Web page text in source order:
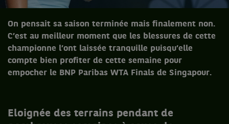
On pensait sa saison terminée mais finalement non.
C’est au meilleur moment que les blessures de cette
championne l’ont laissée tranquille puisqu’elle
compte bien profiter de cette semaine pour
empocher le BNP Paribas WTA Finals de Singapour.
Eloignée des terrains pendant de